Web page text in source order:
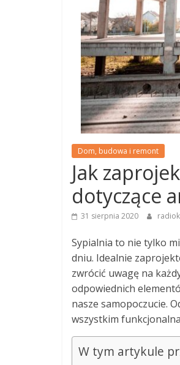
Dom, budowa i remont
Jak
dotyczące
31 sierpnia 2020
Sypialnia to nie tylko
dniu. Idealnie
zwrócić uwagę na
odpowiednich
nasze samopoczucie.
wszystkim
W tym artykule